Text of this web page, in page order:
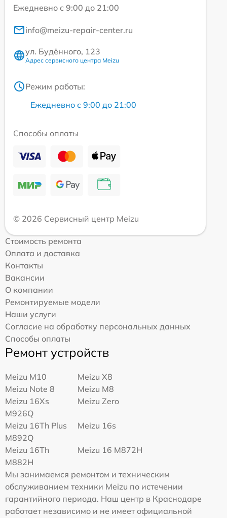
Ежедневно с 9:00 до 21:00
info@meizu-repair-center.ru
ул. Будённого, 123
Адрес сервисного центра Meizu
Режим работы:
Ежедневно с 9:00 до 21:00
Способы оплаты
© 2026 Сервисный центр Meizu
Стоимость ремонта
Оплата и доставка
Контакты
Вакансии
О компании
Ремонтируемые модели
Наши услуги
Согласие на обработку персональных данных
Способы оплаты
Ремонт устройств
Meizu M10
Meizu X8
Meizu Note 8
Meizu M8
Meizu 16Xs
M926Q
Meizu Zero
Meizu 16Th Plus
M892Q
Meizu 16s
Meizu 16Th
M882H
Meizu 16 M872H
Мы занимаемся ремонтом и техническим
обслуживанием техники Meizu по истечении
гарантийного периода. Наш центр в Краснодаре
работает независимо и не имеет официальной